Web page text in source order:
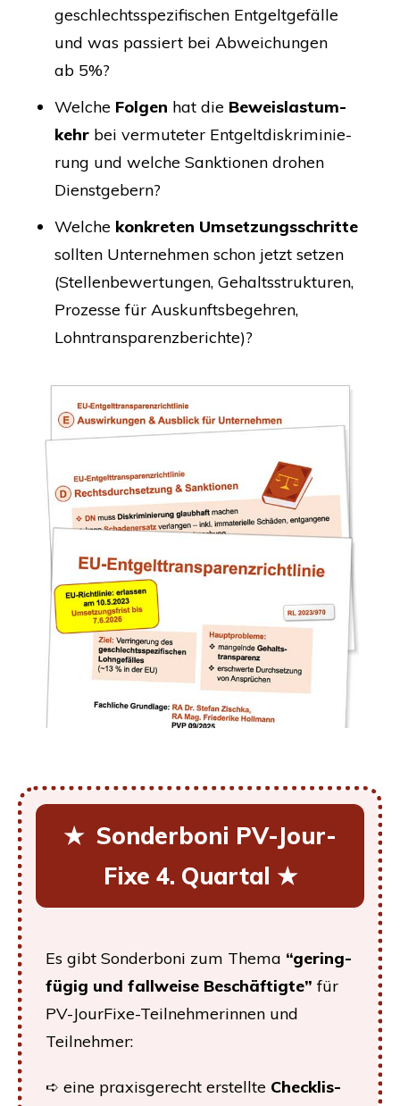
geschlechts­spe­zi­fi­schen Ent­gelt­ge­fäl­le
und was pas­siert bei Abwei­chun­gen
ab 5%?
Wel­che Fol­gen hat die Beweis­last­um­
kehr bei ver­mu­te­ter Ent­gelt­dis­kri­mi­nie­
rung und wel­che Sank­tio­nen dro­hen
Dienstgebern?
Wel­che kon­kre­ten Umset­zungs­schrit­te
soll­ten Unter­neh­men schon jetzt set­zen
(Stel­len­be­wer­tun­gen, Gehalts­struk­tu­ren,
Pro­zes­se für Aus­kunfts­be­geh­ren,
Lohntransparenzberichte)?
★ Son­der­bo­ni PV-Jour­
Fi­xe 4. Quartal ★
Es gibt Son­der­bo­ni zum The­ma “gering­
fü­gig und fall­wei­se Beschäf­tig­te”für
PV-Jour­Fi­xe-Teil­neh­me­rin­nen und
Teilnehmer:
➪ eine pra­xis­ge­recht erstell­te Check­lis­